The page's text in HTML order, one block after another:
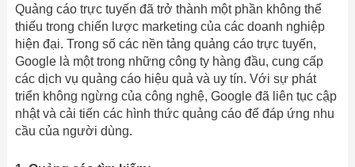
Quảng cáo trực tuyến đã trở thành một phần không thể
thiếu trong chiến lược marketing của các doanh nghiệp
hiện đại. Trong số các nền tảng quảng cáo trực tuyến,
Google là một trong những công ty hàng đầu, cung cấp
các dịch vụ quảng cáo hiệu quả và uy tín. Với sự phát
triển không ngừng của công nghệ, Google đã liên tục cập
nhật và cải tiến các hình thức quảng cáo để đáp ứng nhu
cầu của người dùng.